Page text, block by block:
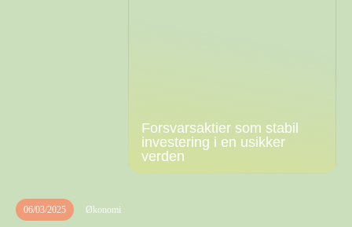
Forsvarsaktier som stabil
investering i en usikker
verden
06/03/2025 Økonomi